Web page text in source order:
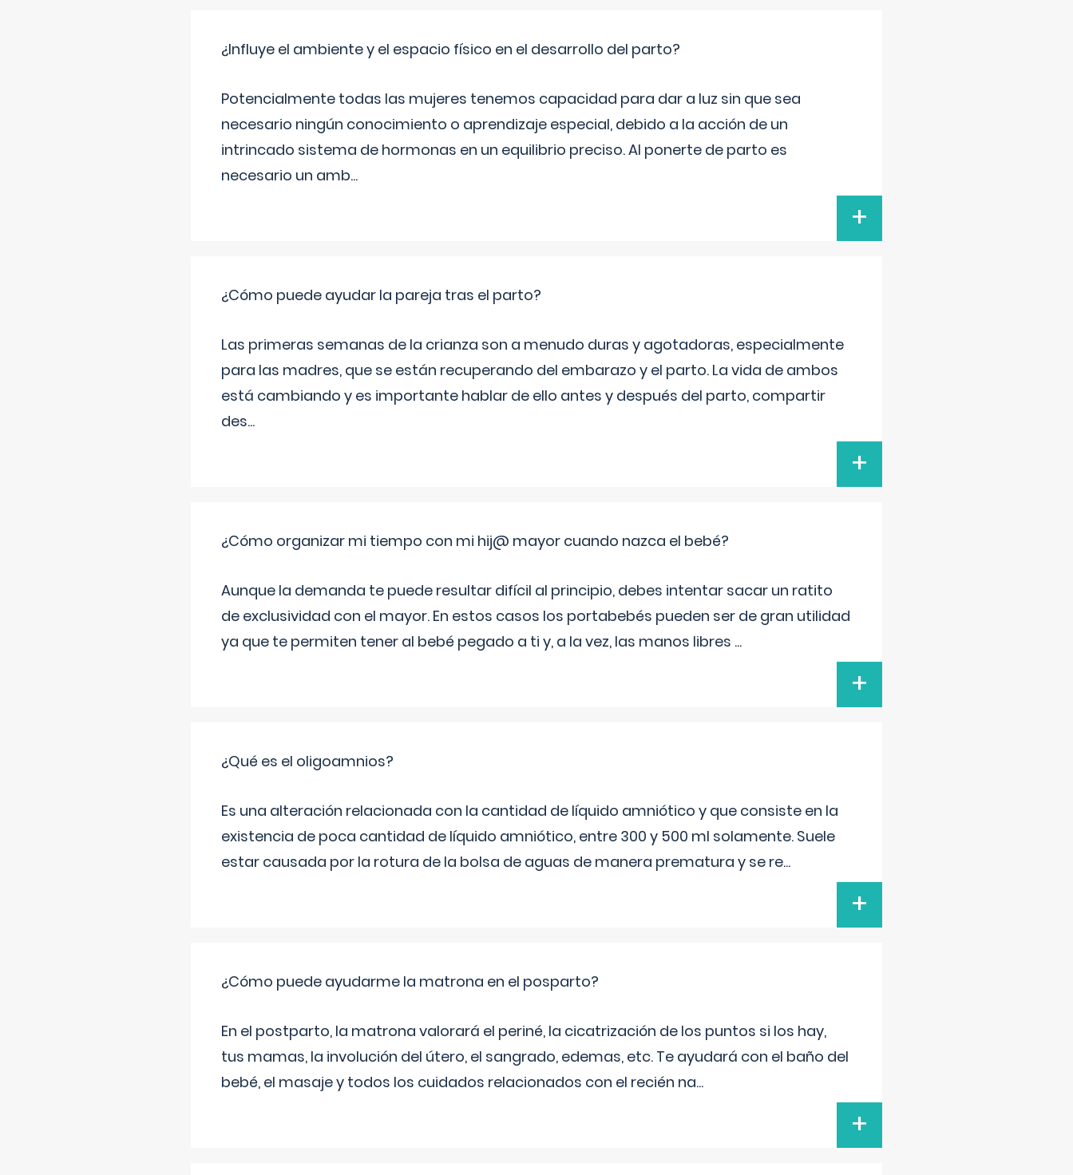
¿Influye el ambiente y el espacio físico en el desarrollo del parto?
Potencialmente todas las mujeres tenemos capacidad para dar a luz sin que sea
necesario ningún conocimiento o aprendizaje especial, debido a la acción de un
intrincado sistema de hormonas en un equilibrio preciso. Al ponerte de parto es
necesario un amb...
+
¿Cómo puede ayudar la pareja tras el parto?
Las primeras semanas de la crianza son a menudo duras y agotadoras, especialmente
para las madres, que se están recuperando del embarazo y el parto. La vida de ambos
está cambiando y es importante hablar de ello antes y después del parto, compartir
des...
+
¿Cómo organizar mi tiempo con mi hij@ mayor cuando nazca el bebé?
Aunque la demanda te puede resultar difícil al principio, debes intentar sacar un ratito
de exclusividad con el mayor. En estos casos los portabebés pueden ser de gran utilidad
ya que te permiten tener al bebé pegado a ti y, a la vez, las manos libres ...
+
¿Qué es el oligoamnios?
Es una alteración relacionada con la cantidad de líquido amniótico y que consiste en la
existencia de poca cantidad de líquido amniótico, entre 300 y 500 ml solamente. Suele
estar causada por la rotura de la bolsa de aguas de manera prematura y se re...
+
¿Cómo puede ayudarme la matrona en el posparto?
En el postparto, la matrona valorará el periné, la cicatrización de los puntos si los hay,
tus mamas, la involución del útero, el sangrado, edemas, etc. Te ayudará con el baño del
bebé, el masaje y todos los cuidados relacionados con el recién na...
+